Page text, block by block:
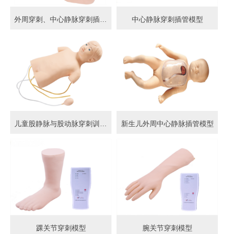
外周穿刺、中心静脉穿刺插管模型 中心静脉穿刺插管模型
儿童股静脉与股动脉穿刺训练模型 新生儿外周中心静脉插管模型
踝关节穿刺模型 腕关节穿刺模型